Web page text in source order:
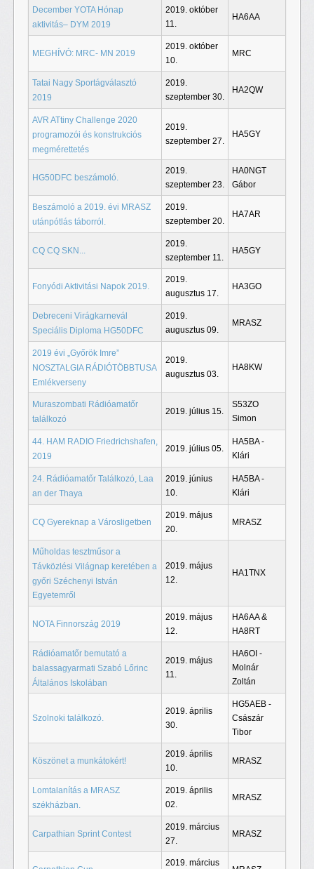
December YOTA Hónap
aktivitás– DYM 2019
2019. október
11.
HA6AA
MEGHÍVÓ: MRC- MN 2019
2019. október
10.
MRC
Tatai Nagy Sportágválasztó
2019
2019.
szeptember 30.
HA2QW
AVR ATtiny Challenge 2020
programozói és konstrukciós
megmérettetés
2019.
szeptember 27.
HA5GY
HG50DFC beszámoló.
2019.
szeptember 23.
HA0NGT
Gábor
Beszámoló a 2019. évi MRASZ
utánpótlás táborról.
2019.
szeptember 20.
HA7AR
CQ CQ SKN...
2019.
szeptember 11.
HA5GY
Fonyódi Aktivitási Napok 2019.
2019.
augusztus 17.
HA3GO
Debreceni Virágkarnevál
Speciális Diploma HG50DFC
2019.
augusztus 09.
MRASZ
2019 évi „Győrök Imre”
NOSZTALGIA RÁDIÓTÖBBTUSA
Emlékverseny
2019.
augusztus 03.
HA8KW
Muraszombati Rádióamatőr
találkozó
2019. július 15.
S53ZO
Simon
44. HAM RADIO Friedrichshafen,
2019
2019. július 05.
HA5BA -
Klári
24. Rádióamatőr Találkozó, Laa
an der Thaya
2019. június
10.
HA5BA -
Klári
CQ Gyereknap a Városligetben
2019. május
20.
MRASZ
Műholdas tesztműsor a
Távközlési Világnap keretében a
győri Széchenyi István
Egyetemről
2019. május
12.
HA1TNX
NOTA Finnország 2019
2019. május
12.
HA6AA &
HA8RT
Rádióamatőr bemutató a
balassagyarmati Szabó Lőrinc
Általános Iskolában
2019. május
11.
HA6OI -
Molnár
Zoltán
Szolnoki találkozó.
2019. április
30.
HG5AEB -
Császár
Tibor
Köszönet a munkátokért!
2019. április
10.
MRASZ
Lomtalanítás a MRASZ
székházban.
2019. április
02.
MRASZ
Carpathian Sprint Contest
2019. március
27.
MRASZ
2019. március